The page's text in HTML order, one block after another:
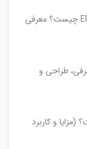
برنامه‌ریزی منابع سازمانی یا ERP چیست؟ معرفی
طراحی و
(مزایا و کاربرد